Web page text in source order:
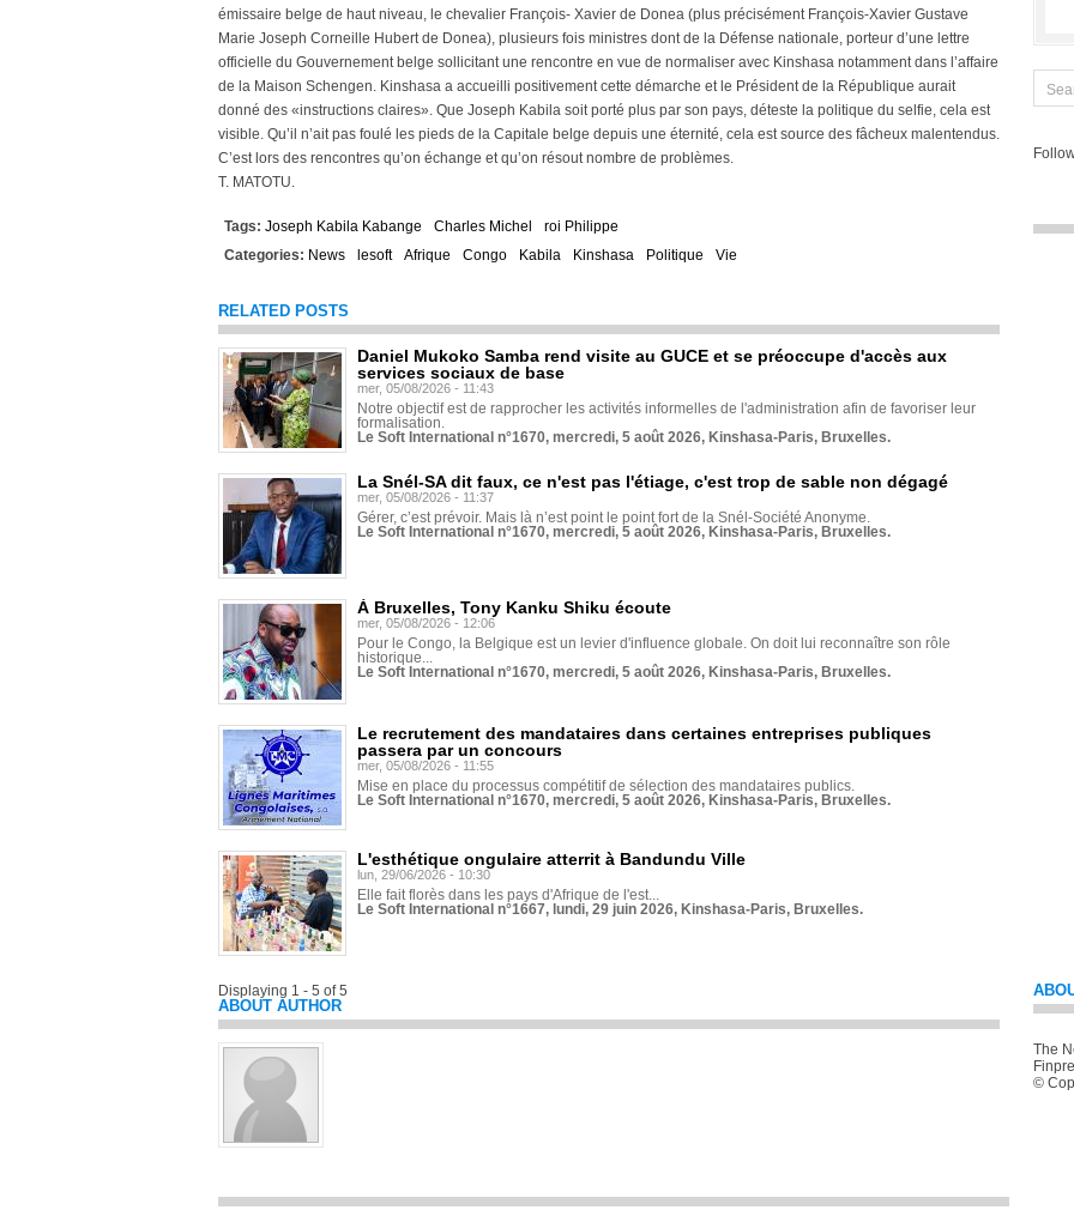
émissaire belge de haut niveau, le chevalier François- Xavier de Donea (plus précisément François-Xavier Gustave
Marie Joseph Corneille Hubert de Donea), plusieurs fois ministres dont de la Défense nationale, porteur d’une lettre
officielle du Gouvernement belge sollicitant une rencontre en vue de normaliser avec Kinshasa notamment dans l’affaire
de la Maison Schengen. Kinshasa a accueilli positivement cette démarche et le Président de la République aurait
donné des «instructions claires». Que Joseph Kabila soit porté plus par son pays, déteste la politique du selfie, cela est
visible. Qu’il n’ait pas foulé les pieds de la Capitale belge depuis une éternité, cela est source des fâcheux malentendus.
C’est lors des rencontres qu’on échange et qu’on résout nombre de problèmes.
T. MATOTU.
Tags: Joseph Kabila Kabange Charles Michel
roi Philippe
Categories: News lesoft Afrique Congo Kabila Kinshasa Politique Vie
RELATED POSTS
Daniel Mukoko Samba rend visite au GUCE et se préoccupe d'accès aux
services sociaux de base
mer, 05/08/2026 - 11:43
Notre objectif est de rapprocher les activités informelles de l'administration afin de favoriser leur
formalisation.
Le Soft International n°1670, mercredi, 5 août 2026, Kinshasa-Paris, Bruxelles.
La Snél-SA dit faux, ce n'est pas l'étiage, c'est trop de sable non dégagé
mer, 05/08/2026 - 11:37
Gérer, c’est prévoir. Mais là n’est point le point fort de la Snél-Société Anonyme.
Le Soft International n°1670, mercredi, 5 août 2026, Kinshasa-Paris, Bruxelles.
À Bruxelles, Tony Kanku Shiku écoute
mer, 05/08/2026 - 12:06
Pour le Congo, la Belgique est un levier d'influence globale. On doit lui reconnaître son rôle
historique...
Le Soft International n°1670, mercredi, 5 août 2026, Kinshasa-Paris, Bruxelles.
Le recrutement des mandataires dans certaines entreprises publiques
passera par un concours
mer, 05/08/2026 - 11:55
Mise en place du processus compétitif de sélection des mandataires publics.
Le Soft International n°1670, mercredi, 5 août 2026, Kinshasa-Paris, Bruxelles.
L'esthétique ongulaire atterrit à Bandundu Ville
lun, 29/06/2026 - 10:30
Elle fait florès dans les pays d'Afrique de l'est...
Le Soft International n°1667, lundi, 29 juin 2026, Kinshasa-Paris, Bruxelles.
Displaying 1 - 5 of 5
ABOUT AUTHOR
The
©